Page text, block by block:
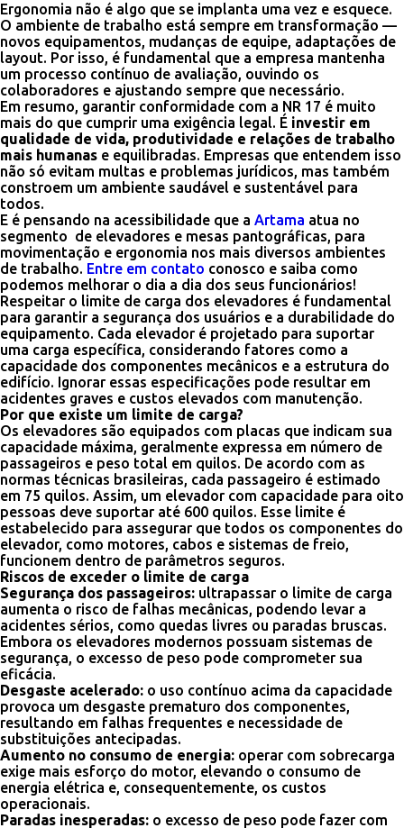
Ergonomia não é algo que se implanta uma vez e esquece.
O ambiente de trabalho está sempre em transformação —
novos equipamentos, mudanças de equipe, adaptações de
layout. Por isso, é fundamental que a empresa mantenha
um processo contínuo de avaliação, ouvindo os
colaboradores e ajustando sempre que necessário.
Em resumo, garantir conformidade com a NR 17 é muito
mais do que cumprir uma exigência legal. É investir em
qualidade de vida, produtividade e relações de trabalho
mais humanas e equilibradas. Empresas que entendem isso
não só evitam multas e problemas jurídicos, mas também
constroem um ambiente saudável e sustentável para
todos.
E é pensando na acessibilidade que a Artama atua no
segmento de elevadores e mesas pantográficas, para
movimentação e ergonomia nos mais diversos ambientes
de trabalho. Entre em contato conosco e saiba como
podemos melhorar o dia a dia dos seus funcionários!
Respeitar o limite de carga dos elevadores é fundamental
para garantir a segurança dos usuários e a durabilidade do
equipamento. Cada elevador é projetado para suportar
uma carga específica, considerando fatores como a
capacidade dos componentes mecânicos e a estrutura do
edifício. Ignorar essas especificações pode resultar em
acidentes graves e custos elevados com manutenção.
Por que existe um limite de carga?
Os elevadores são equipados com placas que indicam sua
capacidade máxima, geralmente expressa em número de
passageiros e peso total em quilos. De acordo com as
normas técnicas brasileiras, cada passageiro é estimado
em 75 quilos. Assim, um elevador com capacidade para oito
pessoas deve suportar até 600 quilos. Esse limite é
estabelecido para assegurar que todos os componentes do
elevador, como motores, cabos e sistemas de freio,
funcionem dentro de parâmetros seguros.
Riscos de exceder o limite de carga
Segurança dos passageiros: ultrapassar o limite de carga
aumenta o risco de falhas mecânicas, podendo levar a
acidentes sérios, como quedas livres ou paradas bruscas.
Embora os elevadores modernos possuam sistemas de
segurança, o excesso de peso pode comprometer sua
eficácia.
Desgaste acelerado: o uso contínuo acima da capacidade
provoca um desgaste prematuro dos componentes,
resultando em falhas frequentes e necessidade de
substituições antecipadas.
Aumento no consumo de energia: operar com sobrecarga
exige mais esforço do motor, elevando o consumo de
energia elétrica e, consequentemente, os custos
operacionais.
Paradas inesperadas: o excesso de peso pode fazer com